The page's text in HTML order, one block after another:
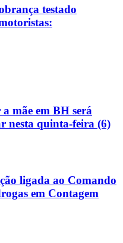
testado
mãe em BH será
nesta quinta-feira (6)
ligada ao Comando
em Contagem